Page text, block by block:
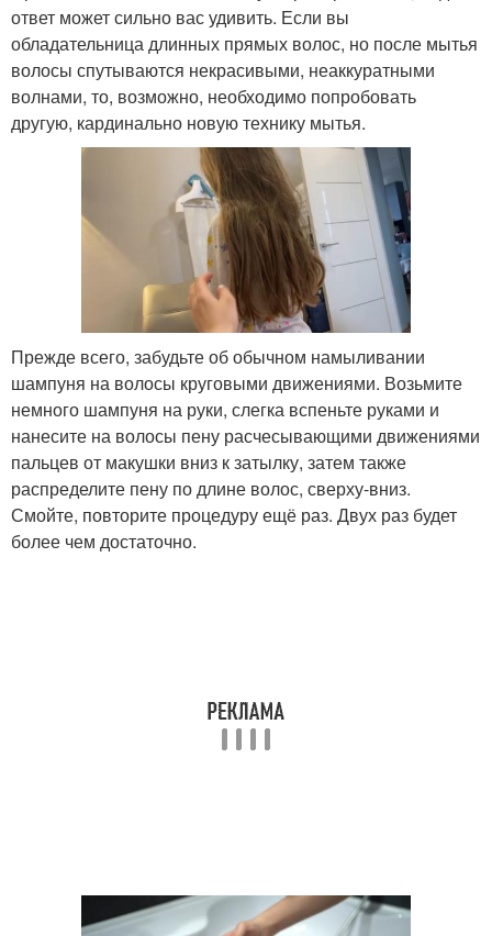
ответ может сильно вас удивить. Если вы
обладательница длинных прямых волос, но после мытья
волосы спутываются некрасивыми, неаккуратными
волнами, то, возможно, необходимо попробовать
другую, кардинально новую технику мытья.
Прежде всего, забудьте об обычном намыливании
шампуня на волосы круговыми движениями. Возьмите
немного шампуня на руки, слегка вспеньте руками и
нанесите на волосы пену расчесывающими движениями
пальцев от макушки вниз к затылку, затем также
распределите пену по длине волос, сверху-вниз.
Смойте, повторите процедуру ещё раз. Двух раз будет
более чем достаточно.